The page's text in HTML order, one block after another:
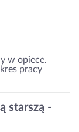
w opiece.
pracy
starszą -